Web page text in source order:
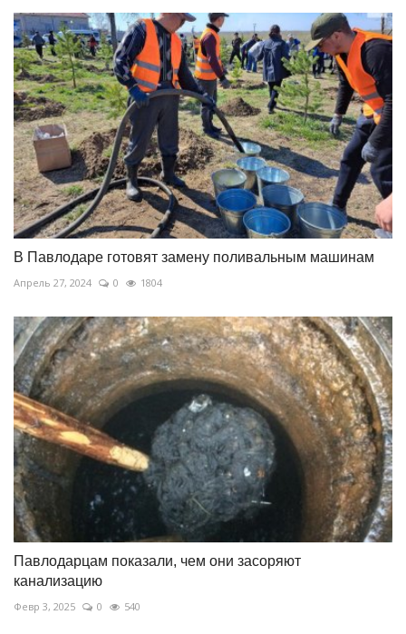
В Павлодаре готовят замену поливальным машинам
Апрель 27, 2024 0 1804
Павлодарцам показали, чем они засоряют
канализацию
Февр 3, 2025 0 540